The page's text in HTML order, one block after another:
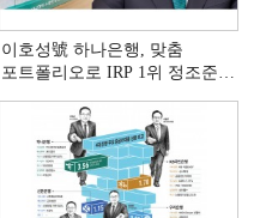
이호성號 하나은행, 맞춤
포트폴리오로 IRP 1위 정조준